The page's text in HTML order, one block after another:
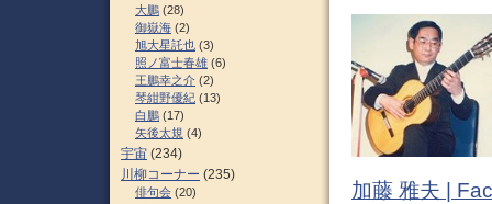
加藤 雅夫 |
大鵬 (28)
御嶽海 (2)
旭大星託也 (3)
照ノ富士春雄 (6)
王鵬幸之介 (2)
琴紺野優紀 (13)
白鵬 (17)
矢後太規 (4)
宇宙 (234)
川柳コーナー (235)
俳句会 (20)